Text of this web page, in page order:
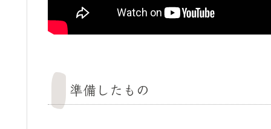
準備したもの